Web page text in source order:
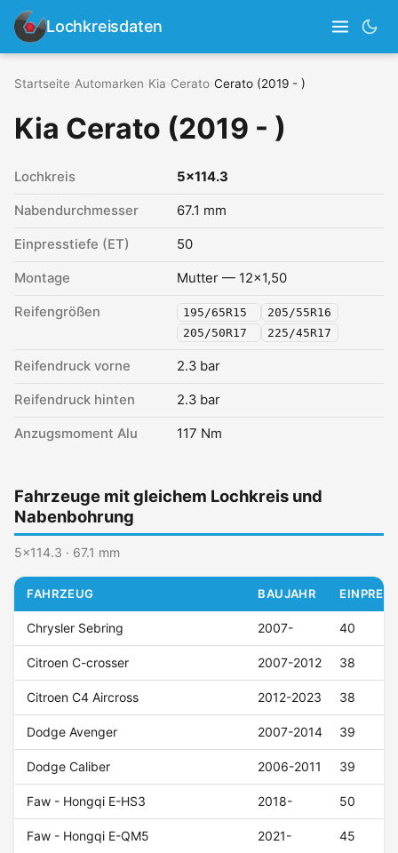
Lochkreisdaten
Startseite Automarken Kia Cerato Cerato (2019 - )
Kia Cerato (2019 - )
Lochkreis 5x114.3
Nabendurchmesser 67.1 mm
Einpresstiefe (ET) 50
Montage Mutter — 12x1,50
Reifengrößen 195/65R15
205/55R16
205/50R17
225/45R17
Reifendruck vorne 2.3 bar
Reifendruck hinten 2.3 bar
Anzugsmoment Alu 117 Nm
Fahrzeuge mit gleichem Lochkreis und
Nabenbohrung
5x114.3 · 67.1 mm
FAHRZEUG BAUJAHR
Chrysler Sebring 2007- 40
Citroen C-crosser 2007-2012 38
Citroen C4 Aircross 2012-2023 38
Dodge Avenger 2007-2014 39
Dodge Caliber 2006-2011 39
Faw - Hongqi E-HS3 2018- 50
Faw - Hongqi E-QM5 2021- 45